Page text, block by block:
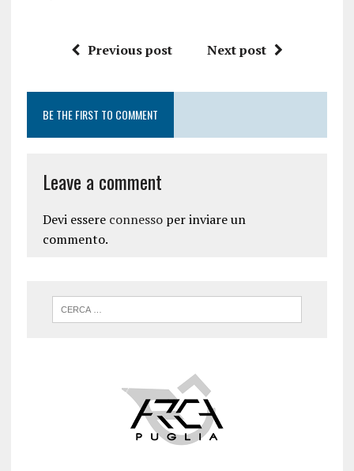
Previous post Next post
BE THE FIRST TO COMMENT
Leave a comment
Devi essere connessoper inviare un
commento.